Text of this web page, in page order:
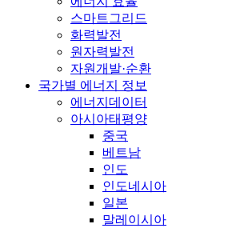
스마트그리드
화력발전
원자력발전
자원개발·순환
국가별 에너지 정보
에너지데이터
아시아태평양
중국
베트남
인도
인도네시아
일본
말레이시아